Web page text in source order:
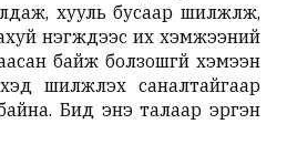
хууль бусаар шилжүүлж,
нэгжүүдээс их хэмжээний
байж болзошгүй хэмээн
шилжүүлэх саналтайгаар
байна. Бид энэ талаар эргэн